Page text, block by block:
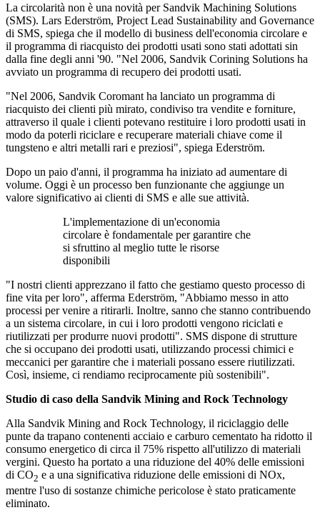
La circolarità non è una novità per Sandvik Machining Solutions
(SMS). Lars Ederström, Project Lead Sustainability and Governance
di SMS, spiega che il modello di business dell'economia circolare e
il programma di riacquisto dei prodotti usati sono stati adottati sin
dalla fine degli anni '90. "Nel 2006, Sandvik Corining Solutions ha
avviato un programma di recupero dei prodotti usati.
"Nel 2006, Sandvik Coromant ha lanciato un programma di
riacquisto dei clienti più mirato, condiviso tra vendite e forniture,
attraverso il quale i clienti potevano restituire i loro prodotti usati in
modo da poterli riciclare e recuperare materiali chiave come il
tungsteno e altri metalli rari e preziosi", spiega Ederström.
Dopo un paio d'anni, il programma ha iniziato ad aumentare di
volume. Oggi è un processo ben funzionante che aggiunge un
valore significativo ai clienti di SMS e alle sue attività.
L'implementazione di un'economia
circolare è fondamentale per garantire che
si sfruttino al meglio tutte le risorse
disponibili
"I nostri clienti apprezzano il fatto che gestiamo questo processo di
fine vita per loro", afferma Ederström, "Abbiamo messo in atto
processi per venire a ritirarli. Inoltre, sanno che stanno contribuendo
a un sistema circolare, in cui i loro prodotti vengono riciclati e
riutilizzati per produrre nuovi prodotti". SMS dispone di strutture
che si occupano dei prodotti usati, utilizzando processi chimici e
meccanici per garantire che i materiali possano essere riutilizzati.
Così, insieme, ci rendiamo reciprocamente più sostenibili".
Studio di caso della Sandvik Mining and Rock Technology
Alla Sandvik Mining and Rock Technology, il riciclaggio delle
punte da trapano contenenti acciaio e carburo cementato ha ridotto il
consumo energetico di circa il 75% rispetto all'utilizzo di materiali
vergini. Questo ha portato a una riduzione del 40% delle emissioni
di CO2 e a una significativa riduzione delle emissioni di NOx,
mentre l'uso di sostanze chimiche pericolose è stato praticamente
eliminato.